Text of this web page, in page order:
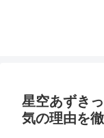
星空あずき
気の理由を